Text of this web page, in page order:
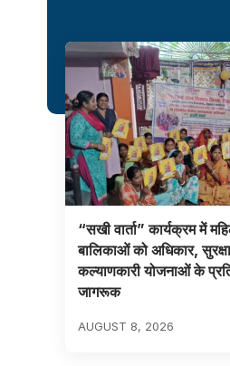
“सखी वार्ता” कार्यक्रम में
बालिकाओं को अधिकार,
कल्याणकारी योजनाओं के
जागरूक
AUGUST 8, 2026